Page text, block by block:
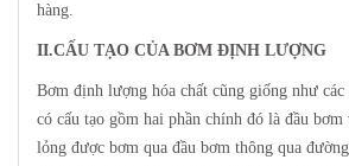
hàng.
II.CẤU TẠO CỦA BƠM ĐỊNH LƯỢNG
Bơm định lượng hóa chất cũng giống như
có cấu tạo gồm hai phần chính đó là đầu bơm
lỏng được bơm qua đầu bơm thông qua